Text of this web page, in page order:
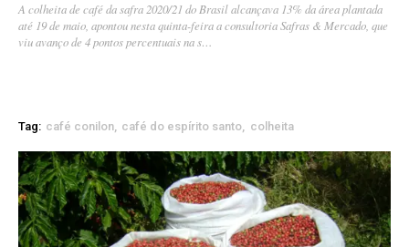
A colheita de café da safra 2020/21 do Brasil alcançava 13% da área plantada
até 19 de maio, apontou nesta quinta-feira a consultoria Safras & Mercado, que
viu avanço de 4 pontos percentuais na s…
Tag: café conilon café do espírito santo colheita